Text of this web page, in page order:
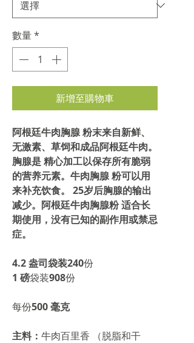
數量*
新增至購物車
阿根廷牛肉胸腺粉末来自新鲜、
无激素、草饲和成品阿根廷牛肉。
胸腺是精心加工以保存所有脆弱
的营养元素。牛肉胸腺粉可以用
来补充饮食。 25岁后胸腺的输出
减少。阿根廷牛肉胸腺粉适合长
期使用，没有已知的副作用或禁忌
症。
4.2 盎司袋装240份
1 磅袋装908份
每份500 毫克
主料： 牛肉百里香 （脱脂和干